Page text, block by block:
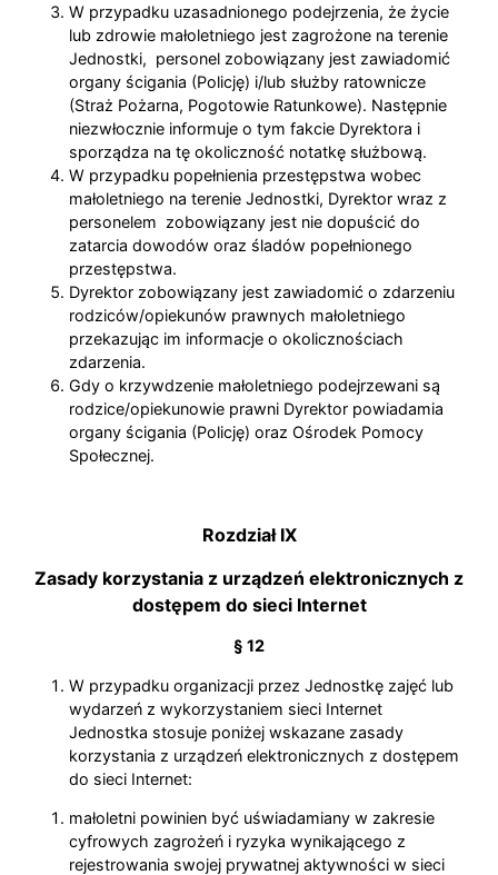
W przypadku uzasadnionego podejrzenia, że życie
lub zdrowie małoletniego jest zagrożone na terenie
Jednostki, personel zobowiązany jest zawiadomić
organy ścigania (Policję) i/lub służby ratownicze
(Straż Pożarna, Pogotowie Ratunkowe). Następnie
niezwłocznie informuje o tym fakcie Dyrektora i
sporządza na tę okoliczność notatkę służbową.
W przypadku popełnienia przestępstwa wobec
małoletniego na terenie Jednostki, Dyrektor wraz z
personelem zobowiązany jest nie dopuścić do
zatarcia dowodów oraz śladów popełnionego
przestępstwa.
Dyrektor zobowiązany jest zawiadomić o zdarzeniu
rodziców/opiekunów prawnych małoletniego
przekazując im informacje o okolicznościach
zdarzenia.
Gdy o krzywdzenie małoletniego podejrzewani są
rodzice/opiekunowie prawni Dyrektor powiadamia
organy ścigania (Policję) oraz Ośrodek Pomocy
Społecznej.
Rozdział IX
Zasady korzystania z urządzeń elektronicznych z
dostępem do sieci Internet
§ 12
W przypadku organizacji przez Jednostkę zajęć lub
wydarzeń z wykorzystaniem sieci Internet
Jednostka stosuje poniżej wskazane zasady
korzystania z urządzeń elektronicznych z dostępem
do sieci Internet:
małoletni powinien być uświadamiany w zakresie
cyfrowych zagrożeń i ryzyka wynikającego z
rejestrowania swojej prywatnej aktywności w sieci